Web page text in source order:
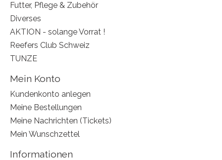
Futter, Pflege & Zubehör
Diverses
AKTION - solange Vorrat !
Reefers Club Schweiz
TUNZE
Mein Konto
Kundenkonto anlegen
Meine Bestellungen
Meine Nachrichten (Tickets)
Mein Wunschzettel
Informationen